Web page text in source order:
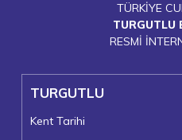
TÜRKİYE
TURGUTLU
RESMİ
TURGUTLU
Kent Tarihi